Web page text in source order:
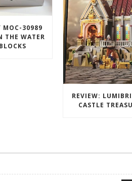
MOC-30989
THE WATER
REVIEW:
CASTLE